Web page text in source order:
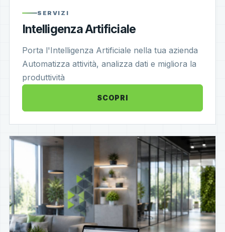
SERVIZI
Intelligenza Artificiale
Porta l'Intelligenza Artificiale nella tua azienda
Automatizza attività, analizza dati e migliora la
produttività
SCOPRI